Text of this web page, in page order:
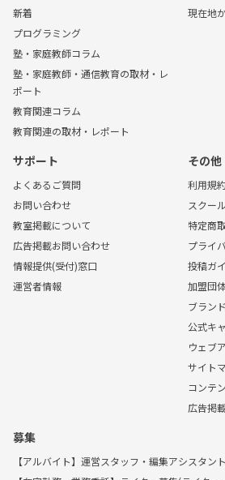
新着
プログラミング
塾・家庭教師コラム
塾・家庭教師・通信教育の取材・レ
ポート
教育関連コラム
教育関連の取材・レポート
現在地
サポート
よくあるご質問
お問い合わせ
教室掲載について
広告掲載お問い合わせ
情報提供(受付)窓口
運営者情報
その他
利用規約
スクー
特定商
プライ
投稿ガ
加盟団
ブラン
公式キ
ウェブ
サイト
コンテ
広告掲
募集
【アルバイト】運営スタッフ・編集アシスタント